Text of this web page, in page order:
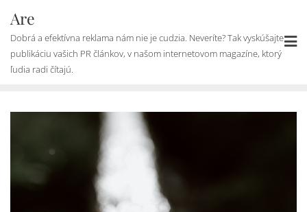
content
Are
Dobrá a efektívna reklama nám nie je cudzia. Neveríte? Tak vyskúšajte
publikáciu vašich PR článkov, v našom internetovom magazíne, ktorý
ľudia radi čítajú.